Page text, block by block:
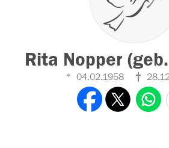
Rita Nopper
04.02.1958